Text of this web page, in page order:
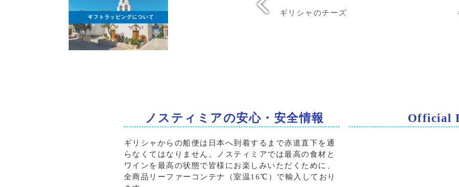
ギリシャのチーズ
グルナッシュ
シラー
カベルネソーヴィニョン
ノスティミアの安心・安全情報
ギリシャからの船便は日本へ到着するまで赤道直下を通
らなくてはなりません。ノスティミアでは最高の食材と
ワインを最高の状態で皆様にお楽しみいただくために、
全商品リーファーコンテナ（室温16℃）で輸入しており
Official